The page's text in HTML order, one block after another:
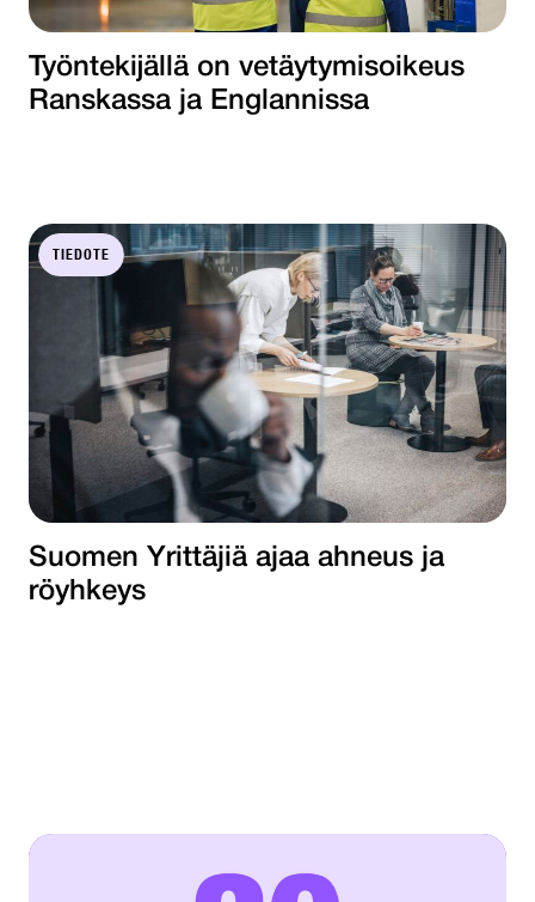
Työntekijällä on vetäytymisoikeus
Ranskassa ja Englannissa
TIEDOTE
Suomen Yrittäjiä ajaa ahneus ja
röyhkeys